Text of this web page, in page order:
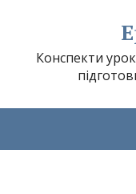
Конспекти